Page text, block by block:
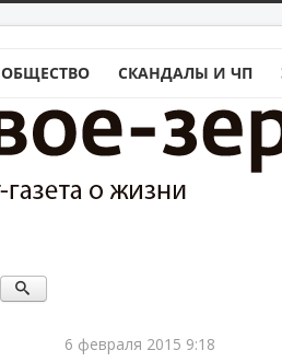
ОБЩЕСТВО СКАНДАЛЫ И ЧП
6 февраля 2015 9:18